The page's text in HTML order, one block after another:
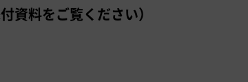
資料をご覧ください）